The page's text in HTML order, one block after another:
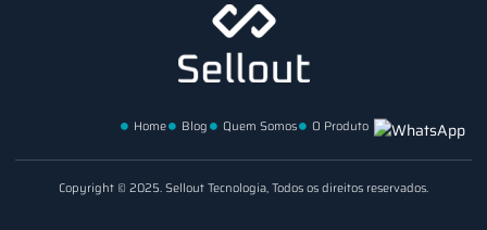
Home Blog Quem Somos O Produto
Copyright © 2025. Sellout Tecnologia, Todos os direitos reservados.